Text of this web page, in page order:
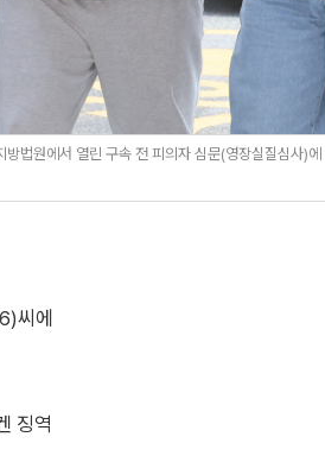
법원에서 열린 구속 전 피의자 심문(영장실질심사)에
씨에
징역